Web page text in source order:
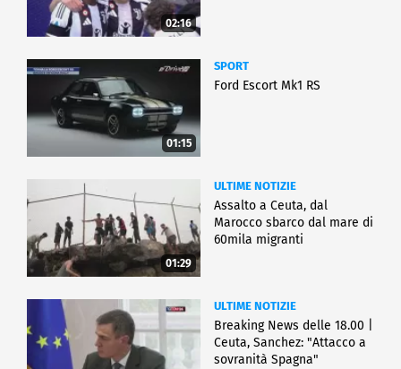
02:16
01:15
SPORT
Ford Escort Mk1 RS
01:29
ULTIME NOTIZIE
Assalto a Ceuta, dal
Marocco sbarco dal mare di
60mila migranti
ULTIME NOTIZIE
Breaking News delle 18.00 |
Ceuta, Sanchez: "Attacco a
sovranità Spagna"